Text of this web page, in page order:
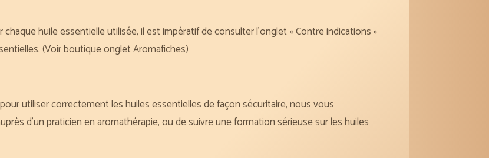
huile essentielle utilisée, il est impératif de consulter l’onglet « Contre indications »
(Voir boutique onglet Aromafiches)
utiliser correctement les huiles essentielles de façon sécuritaire, nous vous
d’un praticien en aromathérapie, ou de suivre une formation sérieuse sur les huiles